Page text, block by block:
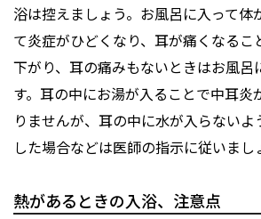
浴は控えましょう。お風呂に入って体
て炎症がひどくなり、耳が痛くなるこ
下がり、耳の痛みもないときはお風呂
す。耳の中にお湯が入ることで中耳炎
りませんが、耳の中に水が入らない
した場合などは医師の指示に従いまし
熱があるときの入浴、注意点